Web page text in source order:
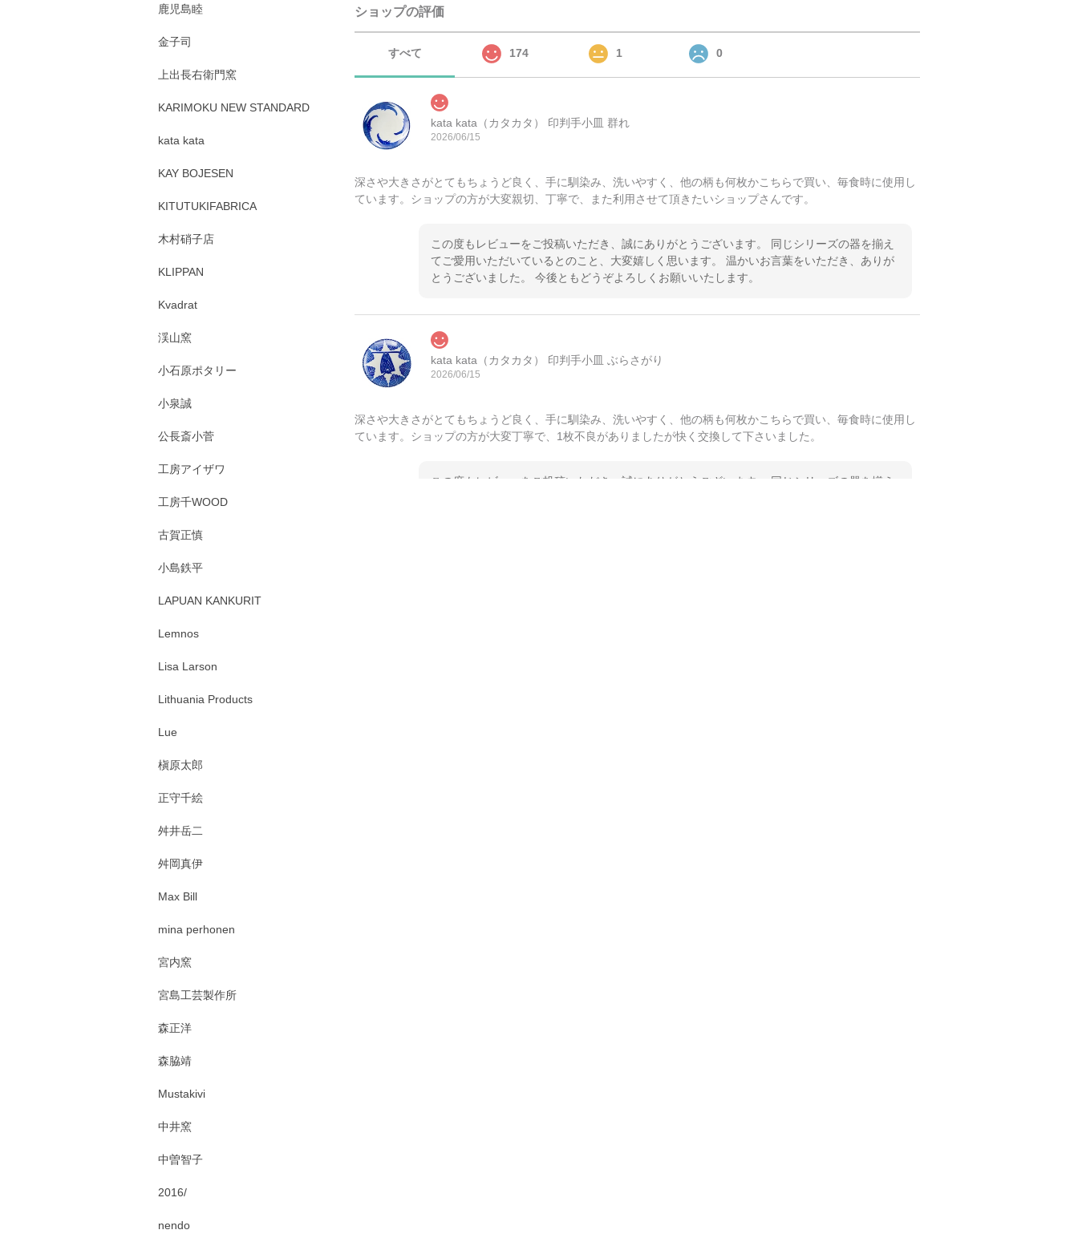
ショップの評価
すべて 174 1 0
kata kata（カタカタ） 印判手小皿 群れ
2026/06/15
深さや大きさがとてもちょうど良く、手に馴染み、洗いやすく、他の柄も何枚かこちらで買い、毎食時に使用し
ています。ショップの方が大変親切、丁寧で、また利用させて頂きたいショップさんです。
この度もレビューをご投稿いただき、誠にありがとうございます。 同じシリーズの器を揃え
てご愛用いただいているとのこと、大変嬉しく思います。 温かいお言葉をいただき、ありが
とうございました。 今後ともどうぞよろしくお願いいたします。
kata kata（カタカタ） 印判手小皿 ぶらさがり
2026/06/15
深さや大きさがとてもちょうど良く、手に馴染み、洗いやすく、他の柄も何枚かこちらで買い、毎食時に使用し
ています。ショップの方が大変丁寧で、1枚不良がありましたが快く交換して下さいました。
この度もレビューをご投稿いただき、誠にありがとうございます。 同じシリーズの器を揃え
鹿児島睦
金子司
上出長右衛門窯
KARIMOKU NEW STANDARD
kata kata
KAY BOJESEN
KITUTUKIFABRICA
木村硝子店
KLIPPAN
Kvadrat
渓山窯
小石原ポタリー
小泉誠
公長斎小菅
工房アイザワ
工房千WOOD
古賀正慎
小島鉄平
LAPUAN KANKURIT
Lemnos
Lisa Larson
Lithuania Products
Lue
槇原太郎
正守千絵
舛井岳二
舛岡真伊
Max Bill
mina perhonen
宮内窯
宮島工芸製作所
森正洋
森脇靖
Mustakivi
中井窯
中曽智子
2016/
nendo